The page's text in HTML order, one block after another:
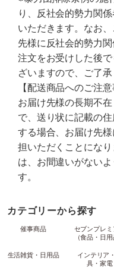
り、反社会的勢力関
いただきます。なお
先様に反社会的勢力
注文をお受けした後
ざいますので、ご了承
【配送商品へのご注意
お届け先様の長期不
で、送り状に記載の
する場合、お届け先
担いただくことにな
は、お間違いがない
す。
カテゴリーから探す
催事商品
セブンプレミ
（食品・日用
生活雑貨・日用品
インテリア
具・家電